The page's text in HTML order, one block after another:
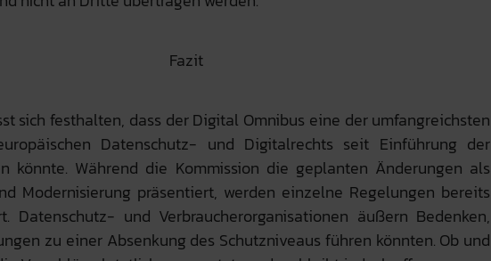
Fazit
sich festhalten, dass der Digital Omnibus eine der umfangreichsten
Datenschutz- und Digitalrechts seit Einführung der
könnte. Während die Kommission die geplanten Änderungen als
Modernisierung präsentiert, werden einzelne Regelungen bereits
Datenschutz- und Verbraucherorganisationen äußern Bedenken,
zu einer Absenkung des Schutzniveaus führen könnten. Ob und